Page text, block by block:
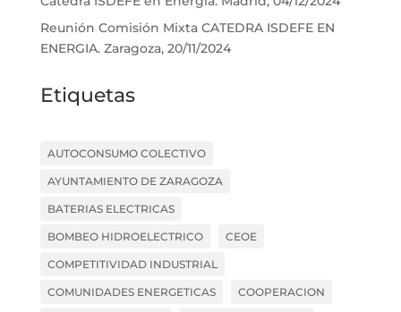
Reunión Comisión Mixta CATEDRA ISDEFE EN
ENERGIA. Zaragoza, 20/11/2024
Etiquetas
AUTOCONSUMO COLECTIVO
AYUNTAMIENTO DE ZARAGOZA
BATERIAS ELECTRICAS
BOMBEO HIDROELECTRICO CEOE
COMPETITIVIDAD INDUSTRIAL
COMUNIDADES ENERGETICAS COOPERACION